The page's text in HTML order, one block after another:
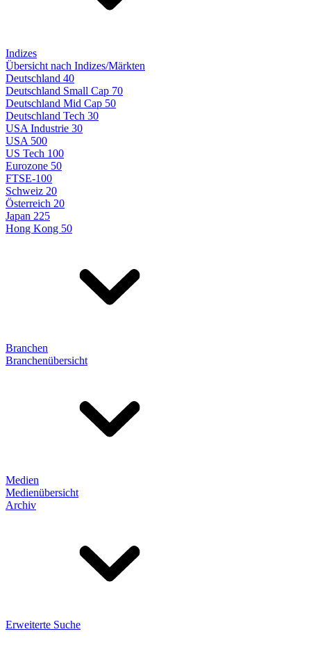
Indizes
Übersicht nach Indizes/Märkten
Deutschland 40
Deutschland Small Cap 70
Deutschland Mid Cap 50
Deutschland Tech 30
USA Industrie 30
USA 500
US Tech 100
Eurozone 50
FTSE-100
Schweiz 20
Österreich 20
Japan 225
Hong Kong 50
Branchen
Branchenübersicht
Medien
Medienübersicht
Archiv
Erweiterte Suche